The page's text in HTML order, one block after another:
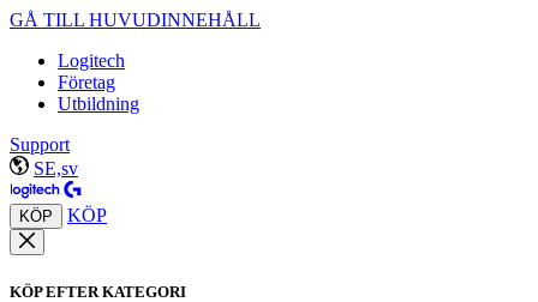
GÅ TILL HUVUDINNEHÅLL
Logitech
Företag
Utbildning
Support
SE,sv
KÖP KÖP
KÖP EFTER KATEGORI